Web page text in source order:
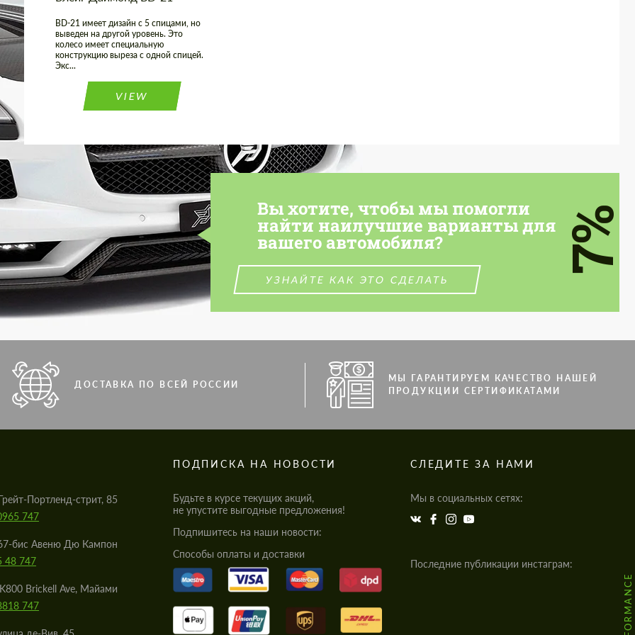
BD-21 имеет дизайн с 5 спицами, но
выведен на другой уровень. Это
колесо имеет специальную
конструкцию выреза с одной спицей.
Экс...
VIEW
Вы хотите, чтобы мы помогли
найти наилучшие варианты для
вашего автомобиля?
УЗНАЙТЕ КАК ЭТО СДЕЛАТЬ
7%
ДОСТАВКА ПО ВСЕЙ РОССИИ
МЫ ГАРАНТИРУЕМ КАЧЕСТВО НАШЕЙ
ПРОДУКЦИИ СЕРТИФИКАТАМИ
Портленд-стрит, 85
747
бис Авеню Дю Кампон
48 747
Brickell Ave, Майами
747
ПОДПИСКА НА НОВОСТИ
Будьте в курсе текущих акций,
не упустите выгодные предложения!
Подпишитесь на наши новости:
Cпособы оплаты и доставки
СЛЕДИТЕ ЗА НАМИ
Мы в социальных сетях:
Последние публикации инстаграм: